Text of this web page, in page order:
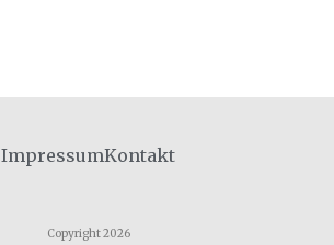
ImpressumKontakt
Copyright 2026